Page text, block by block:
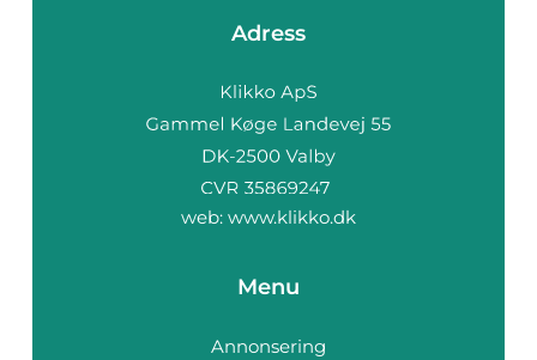
Adress
web: www.klikko.dk
Menu
Annonsering